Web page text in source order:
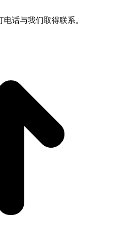
话与我们取得联系。